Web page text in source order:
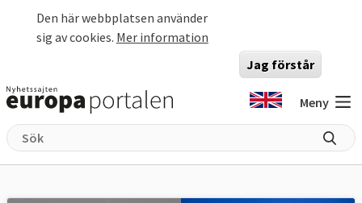
Den här webbplatsen använder
sig av cookies. Mer information
Jag förstår
Meny